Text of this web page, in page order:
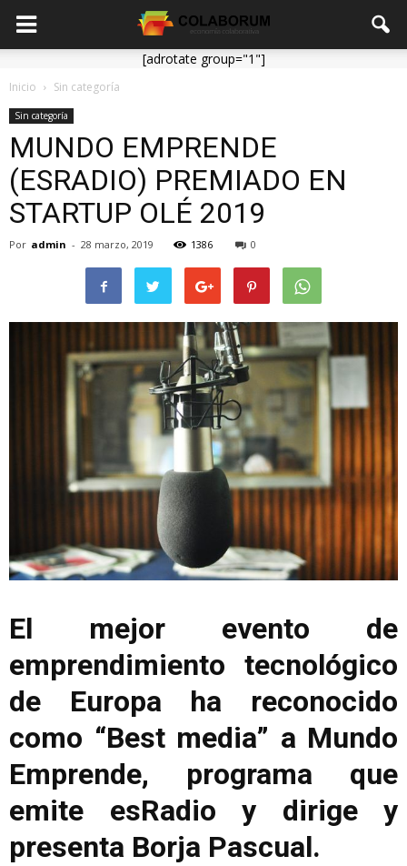
[adrotate group="1"]
Inicio Sin categoría
Sin categoría
MUNDO EMPRENDE
(ESRADIO) PREMIADO EN
STARTUP OLÉ 2019
Por admin - 28 marzo, 2019 1386 0
El mejor evento de
emprendimiento tecnológico
de Europa ha reconocido
como “Best media” a Mundo
Emprende, programa que
emite esRadio y dirige y
presenta Borja Pascual.